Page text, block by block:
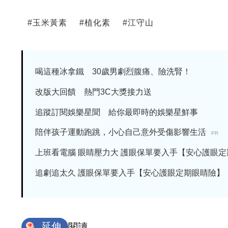
#玉米黃素 #植化素 #江守山
喝這種冰拿鐵 30歲男劇烈腹痛、險洗腎！
改版大回饋 熱門3C大獎接力送
追蹤訂閱娛樂星聞 給你最即時的娛樂星鮮事
陪伴孩子運動跑跳，小心自己意外受傷影響生活 PR
上班看電腦 眼睛壓力大 護眼保單要入手【安心護眼定
追劇追太久 護眼保單要入手【安心護眼定期眼睛險】